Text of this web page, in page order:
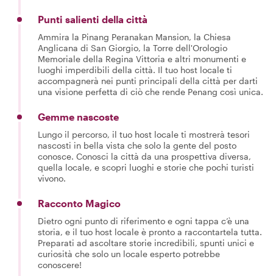
Punti salienti della città
Ammira la Pinang Peranakan Mansion, la Chiesa
Anglicana di San Giorgio, la Torre dell'Orologio
Memoriale della Regina Vittoria e altri monumenti e
luoghi imperdibili della città. Il tuo host locale ti
accompagnerà nei punti principali della città per darti
una visione perfetta di ciò che rende Penang così unica.
Gemme nascoste
Lungo il percorso, il tuo host locale ti mostrerà tesori
nascosti in bella vista che solo la gente del posto
conosce. Conosci la città da una prospettiva diversa,
quella locale, e scopri luoghi e storie che pochi turisti
vivono.
Racconto Magico
Dietro ogni punto di riferimento e ogni tappa c’è una
storia, e il tuo host locale è pronto a raccontartela tutta.
Preparati ad ascoltare storie incredibili, spunti unici e
curiosità che solo un locale esperto potrebbe
conoscere!